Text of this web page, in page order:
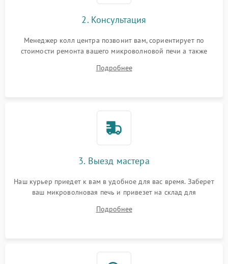
2. Консультация
Менеджер колл центра позвонит вам, сориентирует по
стоимости ремонта вашего микроволновой печи а также
Подробнее
3. Выезд мастера
Наш курьер приедет к вам в удобное для вас время. Заберет
ваш микроволновая печь и привезет на склад для
Подробнее